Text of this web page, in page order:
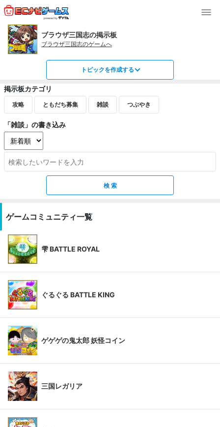
ブラウザ三国志の掲示板
ブラウザ三国志のゲームへ
トピックを作成する
掲示板カテゴリ
攻略 ともだち募集 雑談 つぶやき
「雑談」の書き込み
ゲームコミュニティ一覧
雫 BATTLE ROYAL
ぐるぐる BATTLE KING
ゲゲゲの鬼太郎 妖怪コイン
三国レガリア